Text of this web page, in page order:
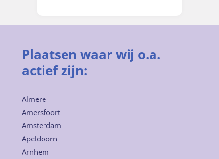
Plaatsen waar wij o.a.
actief zijn:
Almere
Amersfoort
Amsterdam
Apeldoorn
Arnhem